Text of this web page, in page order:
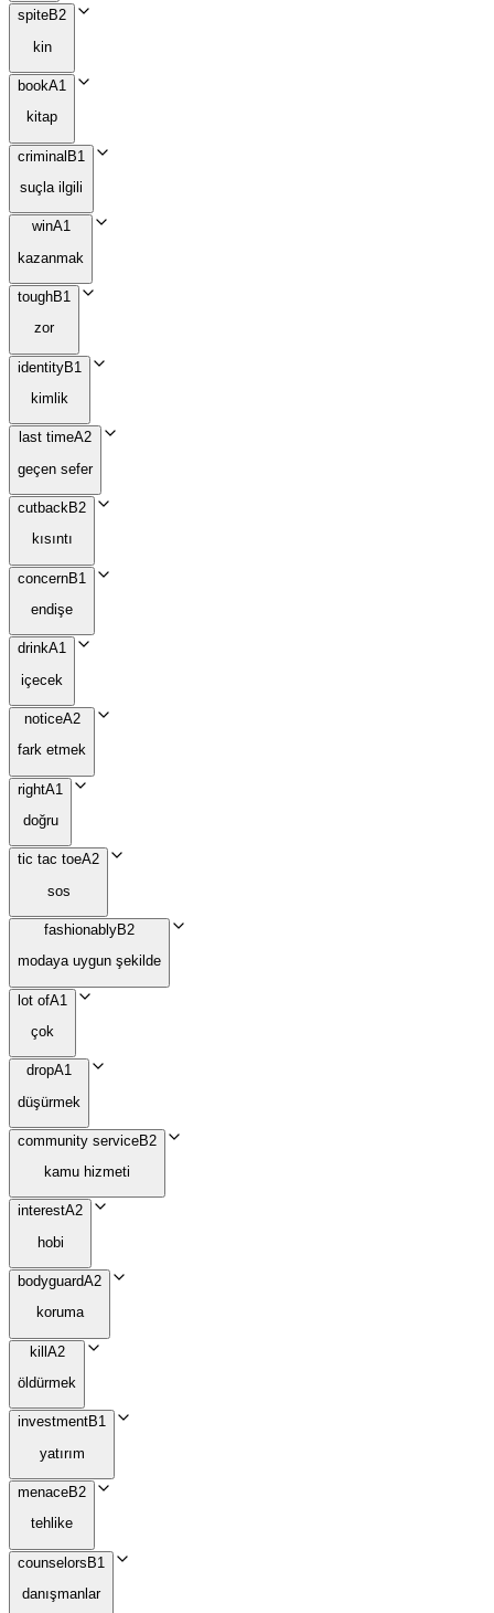
spiteB2
kin
bookA1
kitap
criminalB1
suçla ilgili
winA1
kazanmak
toughB1
zor
identityB1
kimlik
last timeA2
geçen sefer
cutback B2
kısıntı
concernB1
endişe
drinkA1
içecek
noticeA2
fark etmek
rightA1
doğru
tic tac toeA2
sos
fashionablyB2
modaya uygun şekilde
lot ofA1
çok
dropA1
düşürmek
community serviceB2
kamu hizmeti
interestA2
hobi
bodyguardA2
koruma
kill A2
öldürmek
investmentB1
yatırım
menaceB2
tehlike
counselors B1
danışmanlar